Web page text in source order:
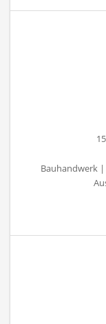
Bauhandwerk